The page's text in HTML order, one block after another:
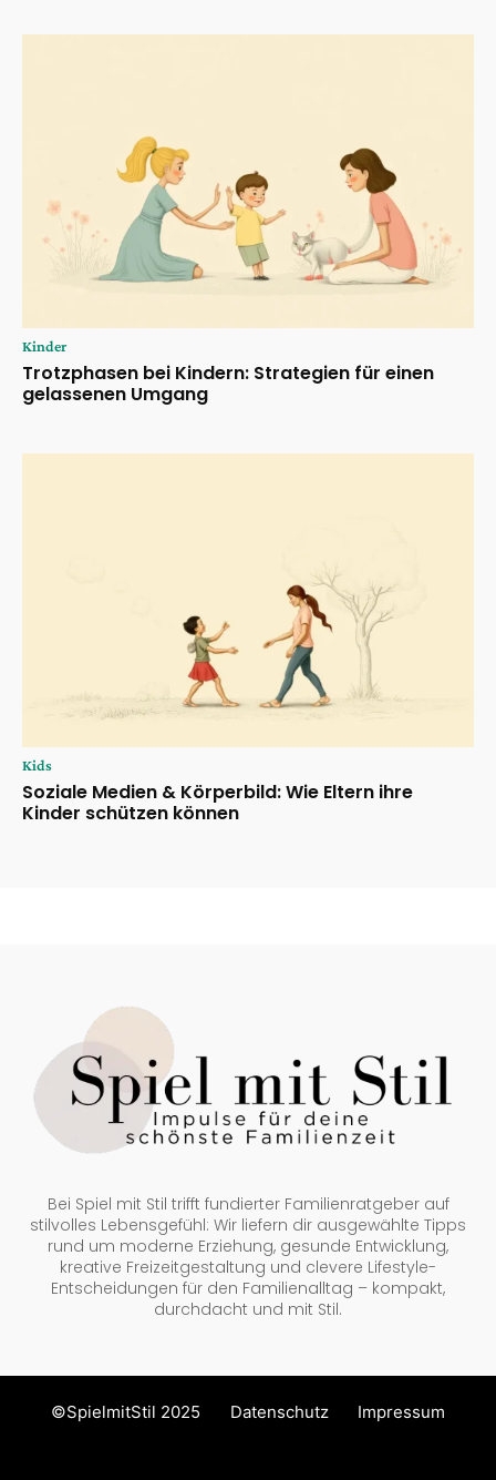
Kinder
Trotzphasen bei Kindern: Strategien für einen
gelassenen Umgang
Kids
Soziale Medien & Körperbild: Wie Eltern ihre
Kinder schützen können
Bei Spiel mit Stil trifft fundierter Familienratgeber auf
stilvolles Lebensgefühl: Wir liefern dir ausgewählte Tipps
rund um moderne Erziehung, gesunde Entwicklung,
kreative Freizeitgestaltung und clevere Lifestyle-
Entscheidungen für den Familienalltag – kompakt,
durchdacht und mit Stil.
©SpielmitStil 2025 Datenschutz Impressum